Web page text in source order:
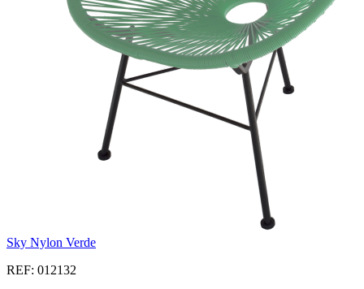
Sky Nylon Verde
REF: 012132